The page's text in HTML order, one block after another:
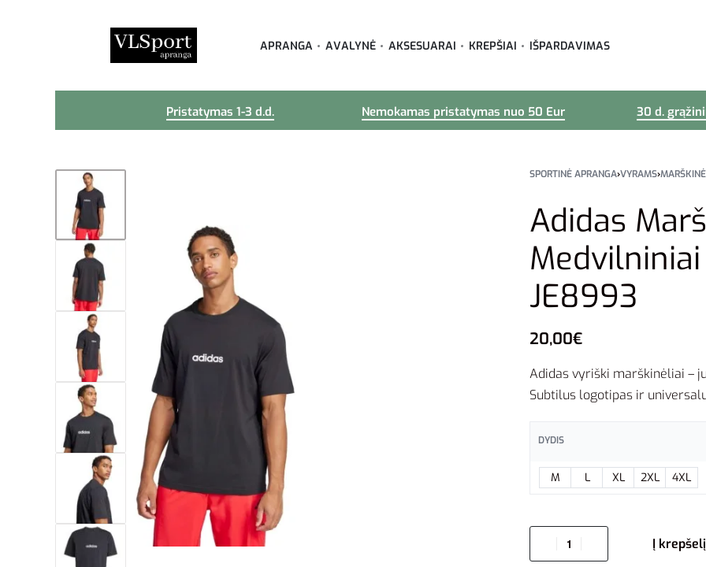
APRANGA AVALYNĖ AKSESUARAI KREPŠIAI IŠPARDAVIMAS
Pristatymas 1-3 d.d. Nemokamas pristatymas nuo 50 Eur 30 d.
SPORTINĖ APRANGA›VYRAMS›
Adidas
JE8993
20,00€
Adidas vyriški marškinėliai –
Subtilus logotipas ir
DYDIS
M L XL 2XL 4XL
Į krepšelį